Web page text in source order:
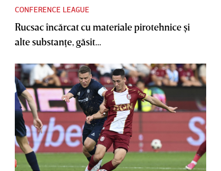
CONFERENCE LEAGUE
Rucsac încărcat cu materiale pirotehnice şi
alte substanţe, găsit...